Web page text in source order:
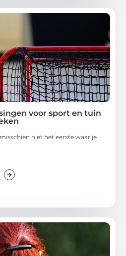
voor sport en tuin
niet het eerste waar je